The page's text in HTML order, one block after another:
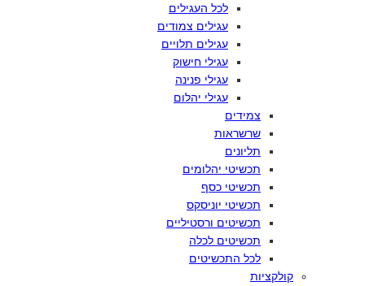
לכל העגילים
עגילים צמודים
עגילים תלויים
עגילי חישוק
עגילי פנינה
עגילי יהלום
צמידים
שרשראות
תליונים
תכשיטי יהלומים
תכשיטי כסף
תכשיטי יוניסקס
תכשיטים ורסטיליים
תכשיטים לכלה
לכל התכשיטים
קולקציות